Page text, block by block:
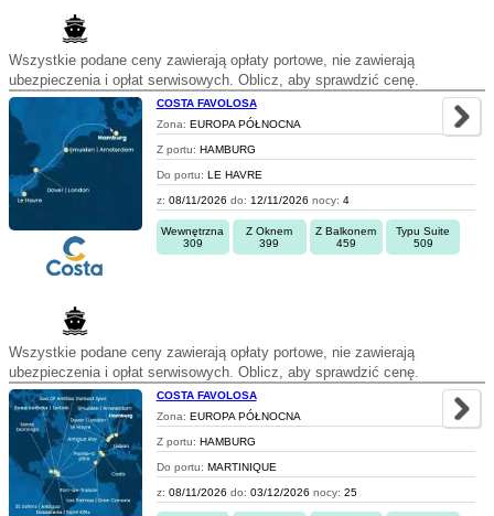
Wszystkie podane ceny zawierają opłaty portowe, nie zawierają
ubezpieczenia i opłat serwisowych. Oblicz, aby sprawdzić cenę.
COSTA FAVOLOSA
Zona: EUROPA PÓŁNOCNA
Z portu: HAMBURG
Do portu: LE HAVRE
z: 08/11/2026 do: 12/11/2026 nocy: 4
Wewnętrzna
309
Z Oknem
399
Z Balkonem
459
Typu Suite
509
Wszystkie podane ceny zawierają opłaty portowe, nie zawierają
ubezpieczenia i opłat serwisowych. Oblicz, aby sprawdzić cenę.
COSTA FAVOLOSA
Zona: EUROPA PÓŁNOCNA
Z portu: HAMBURG
Do portu: MARTINIQUE
z: 08/11/2026 do: 03/12/2026 nocy: 25